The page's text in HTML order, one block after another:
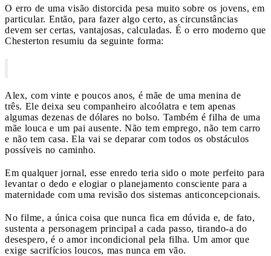
O erro de uma visão distorcida pesa muito sobre os jovens, em
particular. Então, para fazer algo certo, as circunstâncias
devem ser certas, vantajosas, calculadas. É o erro moderno que
Chesterton resumiu da seguinte forma:
Alex, com vinte e poucos anos, é mãe de uma menina de
três. Ele deixa seu companheiro alcoólatra e tem apenas
algumas dezenas de dólares no bolso. Também é filha de uma
mãe louca e um pai ausente. Não tem emprego, não tem carro
e não tem casa. Ela vai se deparar com todos os obstáculos
possíveis no caminho.
Em qualquer jornal, esse enredo teria sido o mote perfeito para
levantar o dedo e elogiar o planejamento consciente para a
maternidade com uma revisão dos sistemas anticoncepcionais.
No filme, a única coisa que nunca fica em dúvida e, de fato,
sustenta a personagem principal a cada passo, tirando-a do
desespero, é o amor incondicional pela filha. Um amor que
exige sacrifícios loucos, mas nunca em vão.